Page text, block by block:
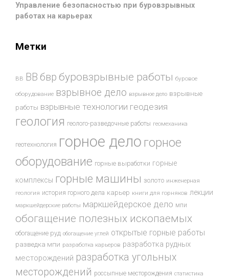
Управление безопасностью при буровзрывных
работах на карьерах
Метки
ВВ ВВ бвр буровзрывные работы буровое
оборудование взрывное дело взрывное дело взрывные
работы взрывные технологии геодезия
геология геолого-разведочные работы геомеханика
геотехнология горное дело горное
оборудование горные выработки горные
комплексы горные машины золото инженерная
геология история горного дела карьер книги для горняков лекции
маркшейдерские работы маркшейдерское дело мпи
обогащение полезных ископаемых
обогащение руд обогащение углей открытые горные работы
разведка мпи разработка карьеров разработка рудных
месторождений разработка угольных
месторождений россыпные месторождения статистика